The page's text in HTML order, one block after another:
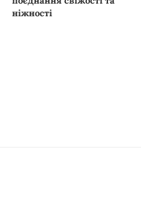
ніжності